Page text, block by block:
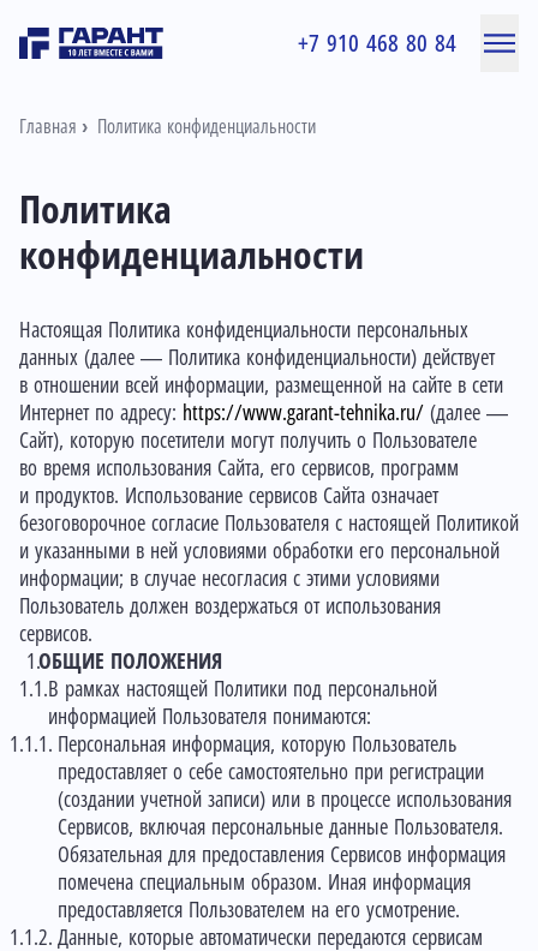
+7 910 468 80 84
Главная Политика конфиденциальности
Политика
конфиденциальности
Настоящая Политика конфиденциальности персональных
данных (далее — Политика конфиденциальности) действует
в отношении всей информации, размещенной на сайте в сети
Интернет по адресу: https://www.garant-tehnika.ru/ (далее —
Сайт), которую посетители могут получить о Пользователе
во время использования Сайта, его сервисов, программ
и продуктов. Использование сервисов Сайта означает
безоговорочное согласие Пользователя с настоящей Политикой
и указанными в ней условиями обработки его персональной
информации; в случае несогласия с этими условиями
Пользователь должен воздержаться от использования
сервисов.
ОБЩИЕ ПОЛОЖЕНИЯ
В рамках настоящей Политики под персональной
информацией Пользователя понимаются:
Персональная информация, которую Пользователь
предоставляет о себе самостоятельно при регистрации
(создании учетной записи) или в процессе использования
Сервисов, включая персональные данные Пользователя.
Обязательная для предоставления Сервисов информация
помечена специальным образом. Иная информация
предоставляется Пользователем на его усмотрение.
Данные, которые автоматически передаются сервисам